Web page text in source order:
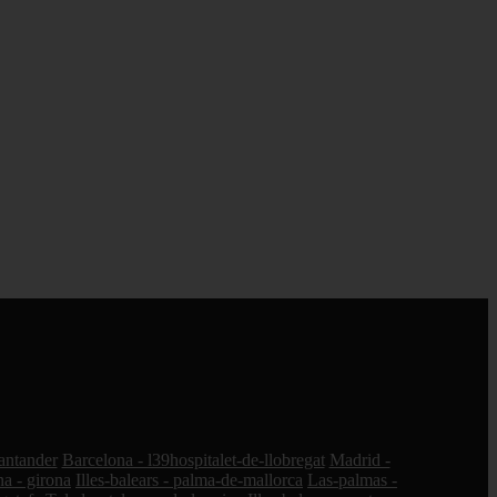
Barcelona - l39hospitalet-de-llobregat Madrid -
- girona Illes-balears - palma-de-mallorca Las-palmas -